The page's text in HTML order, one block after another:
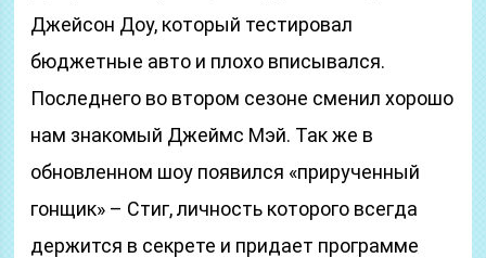
Джейсон Доу, который тестировал
бюджетные авто и плохо вписывался.
Последнего во втором сезоне сменил хорошо
нам знакомый Джеймс Мэй. Так же в
обновленном шоу появился «прирученный
гонщик» – Стиг, личность которого всегда
держится в секрете и придает программе